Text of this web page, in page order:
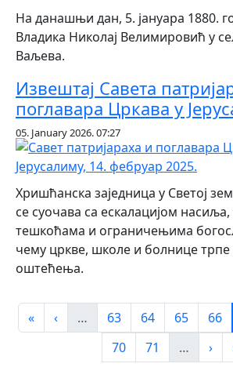
На данашњи дан, 5. јануара 1880.
Владика Николај Велимировић у
Ваљева.
Извештај Савета
поглавара Цркава у
05. January 2026. 07:27
Хришћанска заједница у Светој
се суочава са ескалацијом
тешкоћама и ограничењима
чему цркве, школе и болнице трпе
оштећења.
Pagination
First page
« Previous page
‹ … Page
63 Page
64 Page
65 Page
66
Page
70 Page
71 … ›